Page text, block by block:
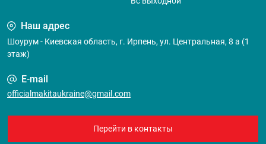
Наш адрес
Шоурум - Киевская область, г. Ирпень, ул. Центральная, 8 а (1
этаж)
E-mail
officialmakitaukraine@gmail.com
Перейти в контакты